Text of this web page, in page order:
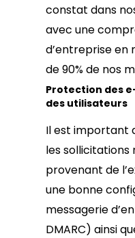
constat dans
avec une
d’entreprise en
de 90% de nos
Protection des
des utilisateurs
Il est important
les sollicitations
provenant de
une bonne
messagerie
DMARC) ainsi